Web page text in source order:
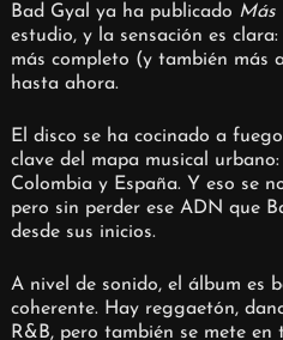
Bad Gyal ya ha publicado Más
estudio, y la sensación es
más completo (y también más
hasta ahora.
El disco se ha cocinado a
clave del mapa musical
Colombia y España. Y eso se
pero sin perder ese ADN que
desde sus inicios.
A nivel de sonido, el álbum es
coherente. Hay reggaetón,
R&B, pero también se mete en